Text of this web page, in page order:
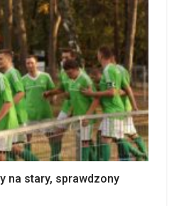
na stary, sprawdzony